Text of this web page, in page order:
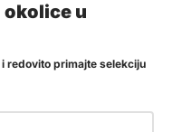
okolice u
redovito primajte selekciju